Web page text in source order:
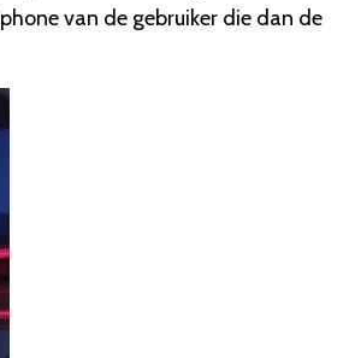
van de gebruiker die dan de